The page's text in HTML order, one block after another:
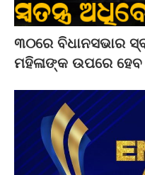
୩୦ରେ ବିଧାନସଭାର
ମହିଳାଙ୍କ ଉପରେ